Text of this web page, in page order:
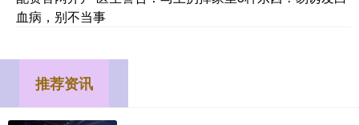
血病，别不当事
推荐资讯